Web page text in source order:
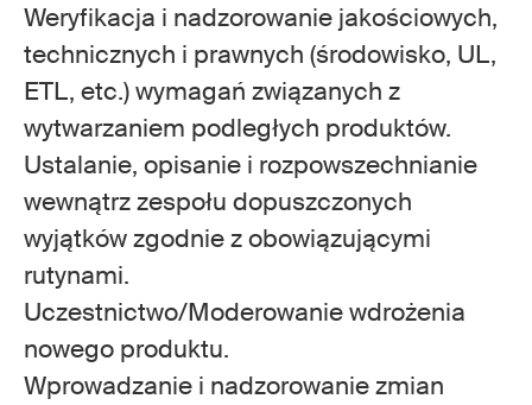
Weryfikacja i nadzorowanie jakościowych,
technicznych i prawnych (środowisko, UL,
ETL, etc.) wymagań związanych z
wytwarzaniem podległych produktów.
Ustalanie, opisanie i rozpowszechnianie
wewnątrz zespołu dopuszczonych
wyjątków zgodnie z obowiązującymi
rutynami.
Uczestnictwo/Moderowanie wdrożenia
nowego produktu.
Wprowadzanie i nadzorowanie zmian